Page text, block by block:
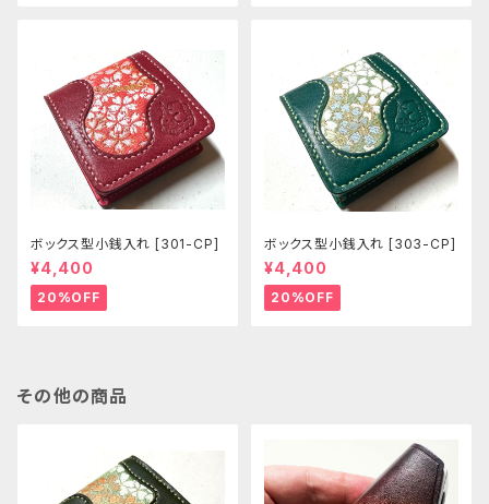
ボックス型小銭入れ [301-CP]
¥4,400
20%OFF
ボックス型小銭入れ [303-CP]
¥4,400
20%OFF
その他の商品